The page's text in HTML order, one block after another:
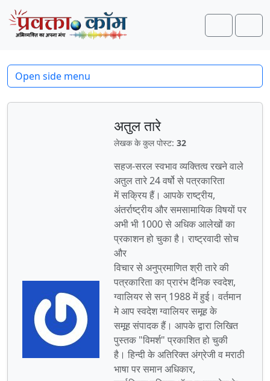
Skip to content
Skip to footer
Search
अतुल तारे
लेखक के कुल पोस्ट: 32
सहज-सरल स्वभाव व्यक्तित्व रखने वाले
अतुल तारे 24 वर्षो से पत्रकारिता
में सक्रिय हैं। आपके राष्ट्रीय,
अंतर्राष्ट्रीय और समसामायिक विषयों पर
अभी भी 1000 से अधिक आलेखों का
प्रकाशन हो चुका है। राष्ट्रवादी सोच
और
विचार से अनुप्रमाणित श्री तारे की
पत्रकारिता का प्रारंभ दैनिक स्वदेश,
ग्वालियर से सन् 1988 में हुई। वर्तमान
मे आप स्वदेश ग्वालियर समूह के
समूह संपादक हैं। आपके द्वारा लिखित
पुस्तक "विमर्श" प्रकाशित हो चुकी
है। हिन्दी के अतिरिक्त अंग्रेजी व मराठी
भाषा पर समान अधिकार,
Open side menu